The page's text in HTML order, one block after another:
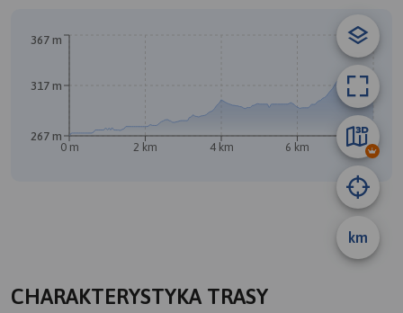
km
0 m 2 km 4 km 6 km 8.1 km
267 m
317 m
367 m
CHARAKTERYSTYKA TRASY